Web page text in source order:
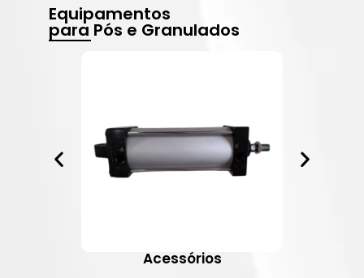
Equipamentos
para Pós e Granulados
Acessórios